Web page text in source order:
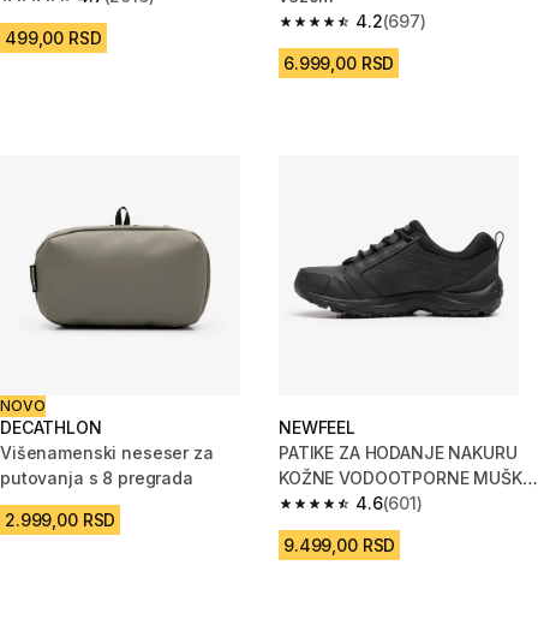
4.7 od 5 zvezdica from 2016 Recenzije
499,00 RSD
4.2
4.2 od 5 zvezdica from 697
(697)
6.999,00 RSD
NOVO
DECATHLON
Višenamenski neseser za
putovanja s 8 pregrada
2.999,00 RSD
NEWFEEL
PATIKE ZA HODANJE NAKURU
KOŽNE VODOOTPORNE MUŠKE
- CRNE
4.6
4.6 od 5 zvezdica from 601
(601)
9.499,00 RSD